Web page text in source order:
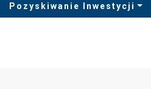
Pozyskiwanie Inwestycji